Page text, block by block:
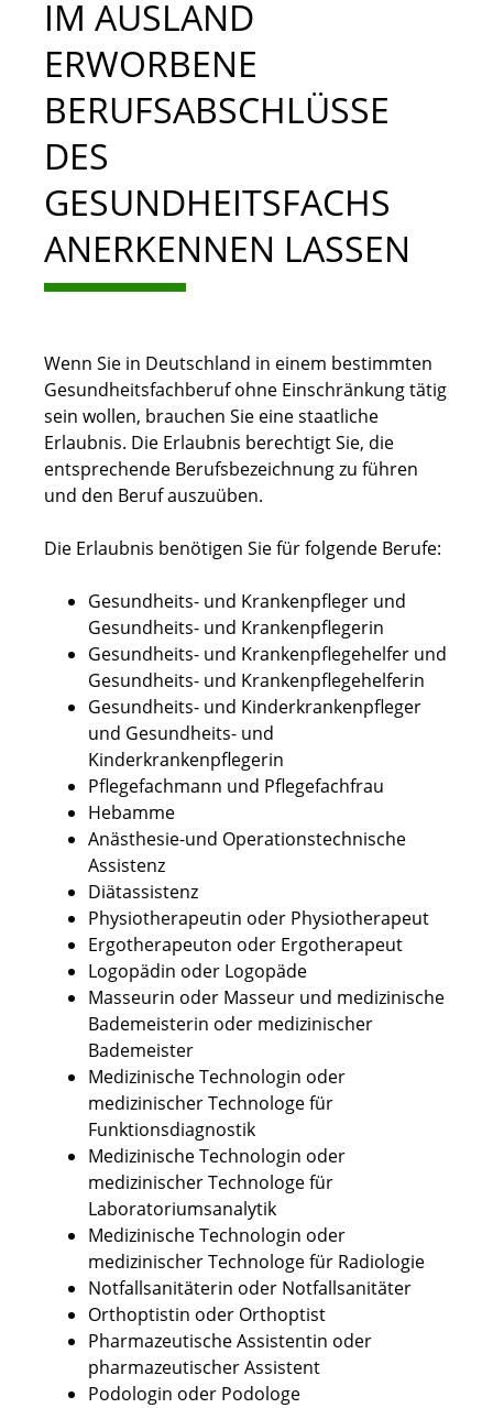
IM AUSLAND
ERWORBENE
BERUFSABSCHLÜSSE
DES
GESUNDHEITSFACHS
ANERKENNEN LASSEN
Wenn Sie in Deutschland in einem bestimmten
Gesundheitsfachberuf ohne Einschränkung tätig
sein wollen, brauchen Sie eine staatliche
Erlaubnis. Die Erlaubnis berechtigt Sie, die
entsprechende Berufsbezeichnung zu führen
und den Beruf auszuüben.
Die Erlaubnis benötigen Sie für folgende Berufe:
Gesundheits- und Krankenpfleger und
Gesundheits- und Krankenpflegerin
Gesundheits- und Krankenpflegehelfer und
Gesundheits- und Krankenpflegehelferin
Gesundheits- und Kinderkrankenpfleger
und Gesundheits- und
Kinderkrankenpflegerin
Pflegefachmann und Pflegefachfrau
Hebamme
Anästhesie-und Operationstechnische
Assistenz
Diätassistenz
Physiotherapeutin oder Physiotherapeut
Ergotherapeuton oder Ergotherapeut
Logopädin oder Logopäde
Masseurin oder Masseur und medizinische
Bademeisterin oder medizinischer
Bademeister
Medizinische Technologin oder
medizinischer Technologe für
Funktionsdiagnostik
Medizinische Technologin oder
medizinischer Technologe für
Laboratoriumsanalytik
Medizinische Technologin oder
medizinischer Technologe für Radiologie
Notfallsanitäterin oder Notfallsanitäter
Orthoptistin oder Orthoptist
Pharmazeutische Assistentin oder
pharmazeutischer Assistent
Podologin oder Podologe